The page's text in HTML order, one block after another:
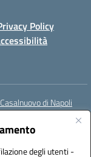
degli utenti -
Policy
di Napoli